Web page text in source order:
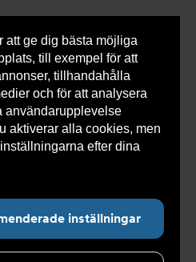
att ge dig bästa möjliga
till exempel för att
tillhandahålla
och för att analysera
användarupplevelse
aktiverar alla cookies, men
efter dina
inställningar
av